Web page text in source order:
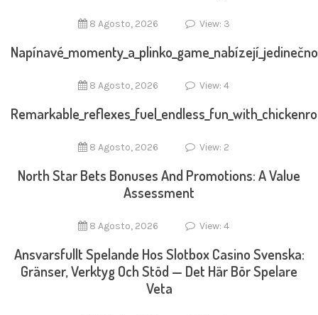
8 Agosto, 2026 View: 3
8 Agosto, 2026 View: 4
8 Agosto, 2026 View: 2
North Star Bets Bonuses And Promotions: A Value
Assessment
8 Agosto, 2026 View: 4
Ansvarsfullt Spelande Hos Slotbox Casino Svenska:
Gränser, Verktyg Och Stöd — Det Här Bör Spelare
Veta